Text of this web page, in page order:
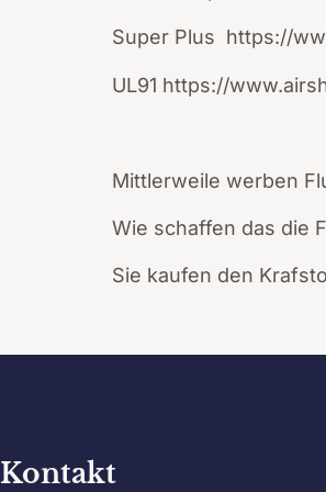
Super Plus https://
UL91 https://
Mittlerweile werben
Wie schaffen das die
Sie kaufen den
Kontakt